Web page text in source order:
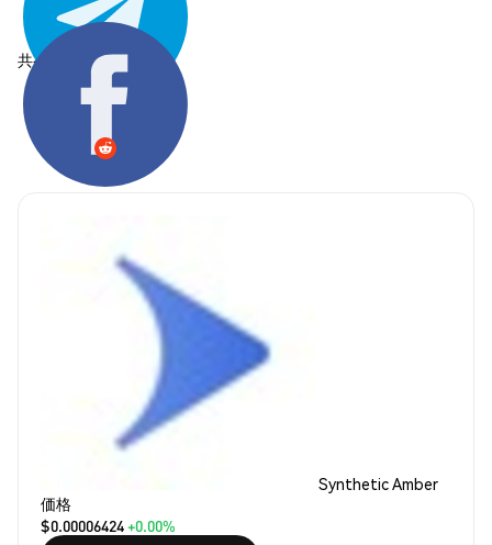
共有する:
Synthetic Amber
価格
$0.00006424+0.00%